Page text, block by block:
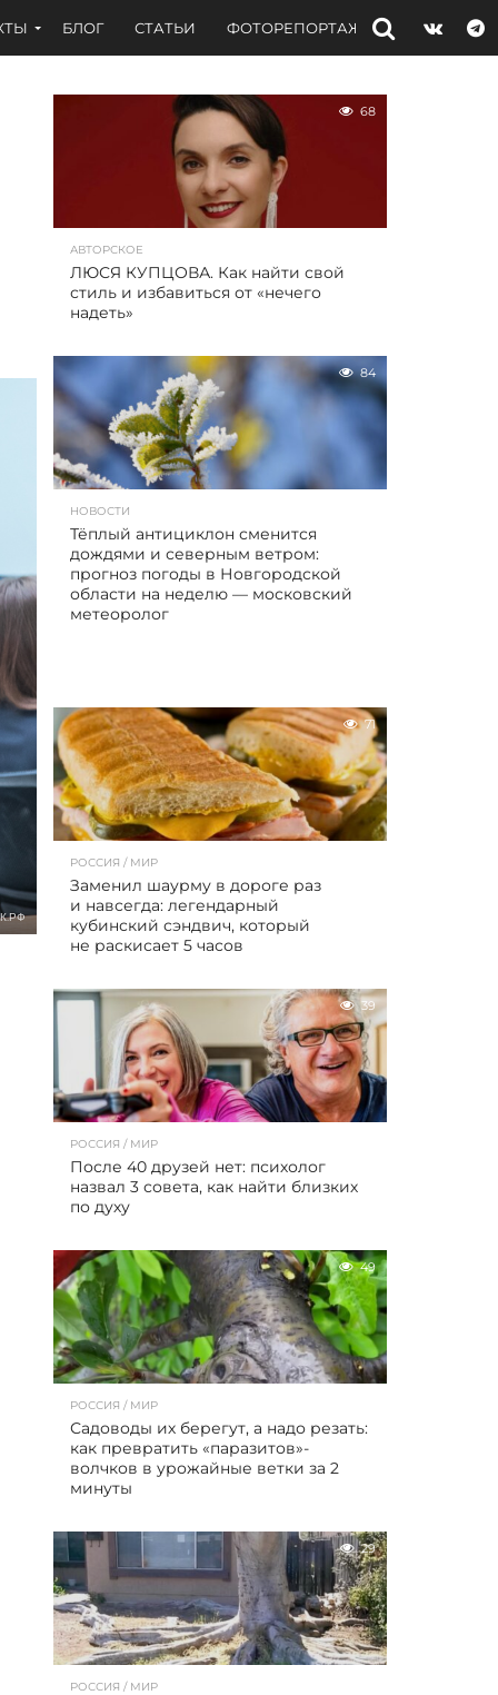
БЛОГ СТАТЬИ ФОТОРЕПОРТАЖИ ИНТЕРВЬЮ
68
АВТОРСКОЕ
ЛЮСЯ КУПЦОВА. Как найти свой
стиль и избавиться от «нечего
надеть»
84
НОВОСТИ
Тёплый антициклон сменится
дождями и северным ветром:
прогноз погоды в Новгородской
области на неделю — московский
метеоролог
71
РОССИЯ / МИР
Заменил шаурму в дороге раз
и навсегда: легендарный
кубинский сэндвич, который
не раскисает 5 часов
39
РОССИЯ / МИР
После 40 друзей нет: психолог
назвал 3 совета, как найти близких
по духу
49
РОССИЯ / МИР
Садоводы их берегут, а надо резать:
как превратить «паразитов»-
волчков в урожайные ветки за 2
минуты
29
РОССИЯ / МИР